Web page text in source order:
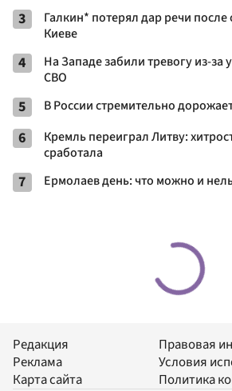
3
Галкин* потерял дар речи после
Киеве
4
На Западе забили тревогу из-за
СВО
5 В России стремительно
6
Кремль переиграл Литву:
сработала
7 Ермолаев день: что можно и
Редакция
Реклама
Карта сайта
Правовая
Условия
Политика